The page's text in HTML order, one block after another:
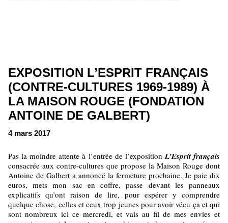
EXPOSITION L’ESPRIT FRANÇAIS
(CONTRE-CULTURES 1969-1989) À
LA MAISON ROUGE (FONDATION
ANTOINE DE GALBERT)
4 mars 2017
Pas la moindre attente à l’entrée de l’exposition L’Esprit français
consacrée aux contre-cultures que propose la Maison Rouge dont
Antoine de Galbert a annoncé la fermeture prochaine. Je paie dix
euros, mets mon sac en coffre, passe devant les panneaux
explicatifs qu’ont raison de lire, pour espérer y comprendre
quelque chose, celles et ceux trop jeunes pour avoir vécu ça et qui
sont nombreux ici ce mercredi, et vais au fil de mes envies et